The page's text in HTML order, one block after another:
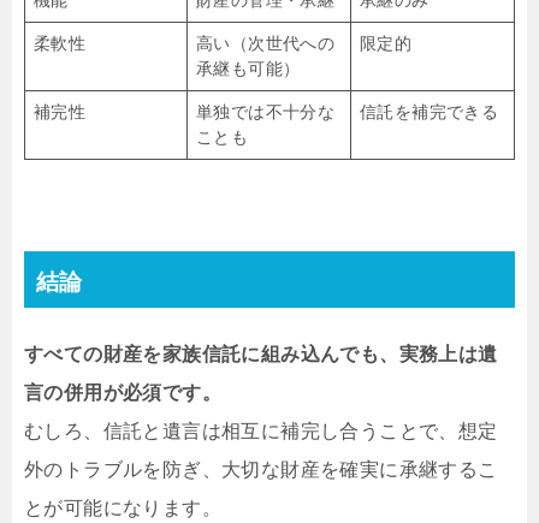
柔軟性
高い（次世代への
承継も可能）
限定的
補完性
単独では不十分な
ことも
信託を補完できる
結論
すべての財産を家族信託に組み込んでも、実務上は遺
言の併用が必須です。
むしろ、信託と遺言は相互に補完し合うことで、想定
外のトラブルを防ぎ、大切な財産を確実に承継するこ
とが可能になります。